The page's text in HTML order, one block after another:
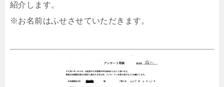
紹介します。
※お名前はふせさせていただきます。